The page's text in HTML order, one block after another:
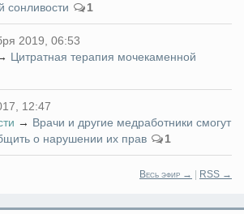
сонливости
1
2019, 06:53
Цитратная терапия мочекаменной
12:47
→ Врачи и другие медработники смогут
о нарушении их прав
1
Весь эфир → RSS →